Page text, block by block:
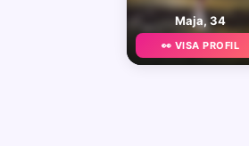
Maja, 34
👀 VISA PROFIL